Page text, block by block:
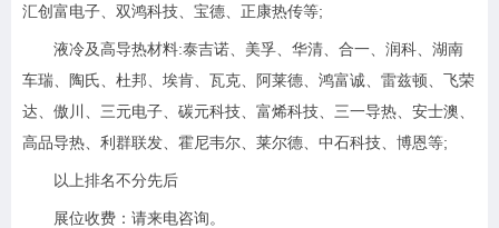
汇创富电子、双鸿科技、宝德、正康热传等;
液冷及高导热材料:泰吉诺、美孚、华清、合一、润科、湖南
车瑞、陶氏、杜邦、埃肯、瓦克、阿莱德、鸿富诚、雷兹顿、飞荣
达、傲川、三元电子、碳元科技、富烯科技、三一导热、安士澳、
高品导热、利群联发、霍尼韦尔、莱尔德、中石科技、博恩等;
以上排名不分先后
展位收费：请来电咨询。